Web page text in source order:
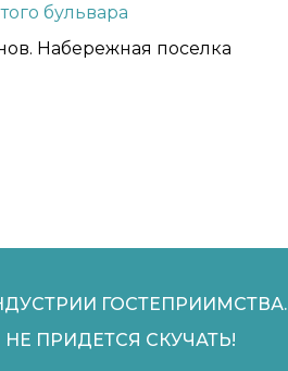
бульвара
Набережная поселка
ГОСТЕПРИИМСТВА.
ПРИДЕТСЯ СКУЧАТЬ!